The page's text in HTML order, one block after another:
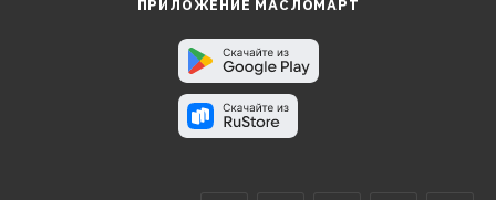
ПРИЛОЖЕНИЕ МАСЛОМАРТ